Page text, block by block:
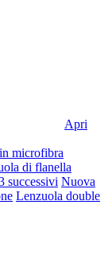
Apri
microfibra
di flanella
successivi Nuova
Lenzuola double